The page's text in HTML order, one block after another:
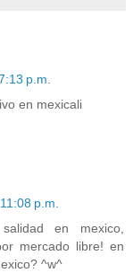
p.m.
en mexicali
p.m.
en mexico,
mercado libre! en
^w^